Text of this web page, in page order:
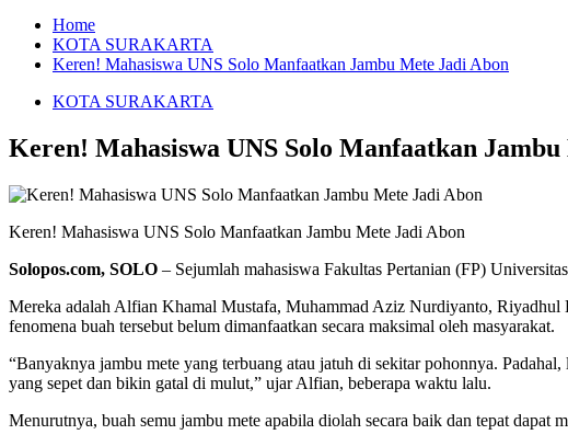
Home
KOTA SURAKARTA
Keren! Mahasiswa UNS Solo Manfaatkan Jambu Mete Jadi Abon
KOTA SURAKARTA
Keren! Mahasiswa UNS Solo Manfaatkan
Keren! Mahasiswa UNS Solo Manfaatkan Jambu Mete Jadi Abon
Solopos.com, SOLO – Sejumlah mahasiswa Fakultas Pertanian (FP)
Mereka adalah Alfian Khamal Mustafa, Muhammad Aziz Nurdiyanto, Riyadhul
fenomena buah tersebut belum dimanfaatkan secara maksimal oleh masyarakat.
“Banyaknya jambu mete yang terbuang atau jatuh di sekitar pohonnya.
yang sepet dan bikin gatal di mulut,” ujar Alfian, beberapa waktu lalu.
Menurutnya, buah semu jambu mete apabila diolah secara baik dan tepat